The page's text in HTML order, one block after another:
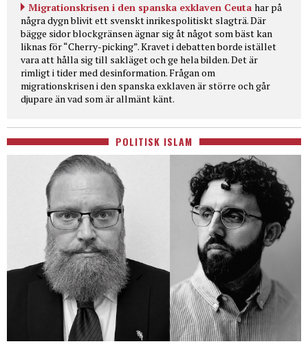
Migrationskrisen i den spanska exklaven Ceuta har på
några dygn blivit ett svenskt inrikespolitiskt slagträ. Där
bägge sidor blockgränsen ägnar sig åt något som bäst kan
liknas för “Cherry-picking”. Kravet i debatten borde istället
vara att hålla sig till sakläget och ge hela bilden. Det är
rimligt i tider med desinformation. Frågan om
migrationskrisen i den spanska exklaven är större och går
djupare än vad som är allmänt känt.
POLITISK ISLAM